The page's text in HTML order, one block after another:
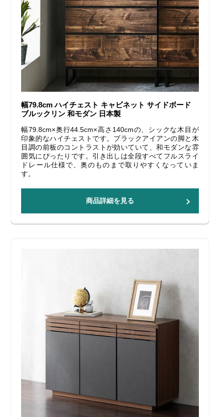
幅79.8cm ハイチェスト キャビネット サイドボード
ブルックリン 和モダン 日本製
幅79.8cm×奥行44.5cm×高さ140cmの、シックな木目が
印象的なハイチェストです。ブラックアイアンの脚と木
目調の前板のコントラストが効いていて、和モダンな雰
囲気にぴったりです。引き出しは全段すべてフルスライ
ドレール仕様で、奥のものまで取りやすくなっていま
す。
商品詳細を見る